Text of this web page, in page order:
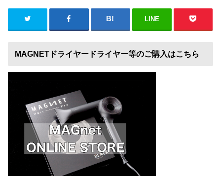
LINE
MAGNETドライヤードライヤー等のご購入はこちら